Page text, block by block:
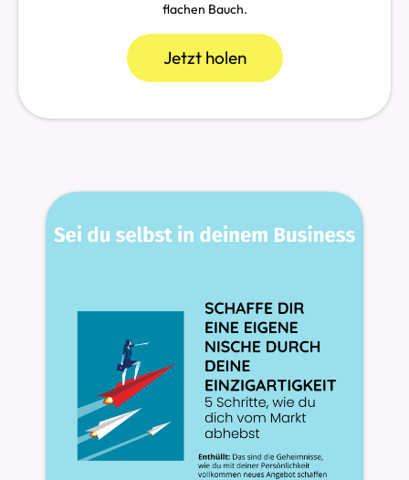
flachen Bauch.
Jetzt holen